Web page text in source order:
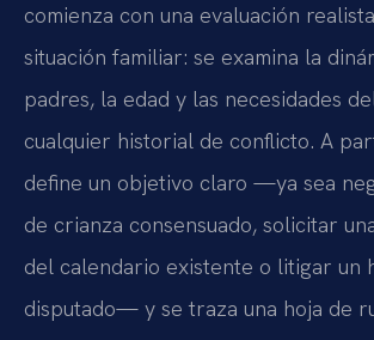
comienza con una evaluación
situación familiar: se examina la
padres, la edad y las necesidades
cualquier historial de conflicto. A
define un objetivo claro —ya sea
de crianza consensuado, solicitar
del calendario existente o litigar un
disputado— y se traza una hoja de